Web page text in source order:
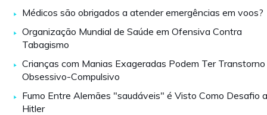
Médicos são obrigados a atender emergências em voos?
Organização Mundial de Saúde em Ofensiva Contra
Tabagismo
Crianças com Manias Exageradas Podem Ter Transtorno
Obsessivo-Compulsivo
Fumo Entre Alemães "saudáveis" é Visto Como Desafio a
Hitler